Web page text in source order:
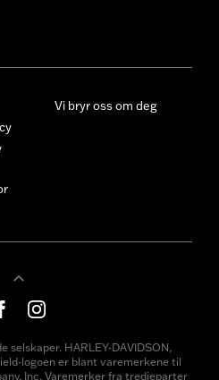
Vi bryr oss om deg
HARLEY-DAVIDSON,
logoen er blant varemerkene til
Inc. Varemerker fra tredjeparter